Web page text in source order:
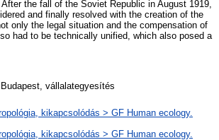
the fall of the Soviet Republic in August 1919,
and finally resolved with the creation of the
only the legal situation and the compensation of
had to be technically unified, which also posed a
vállalategyesítés
kikapcsolódás > GF Human ecology.
kikapcsolódás > GF Human ecology.